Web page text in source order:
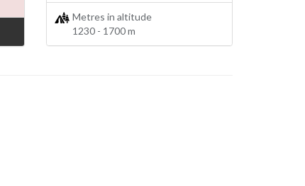
Metres in altitude
1230 - 1700 m